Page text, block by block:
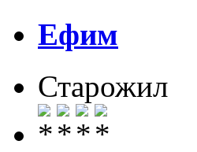
Ефим
Старожил